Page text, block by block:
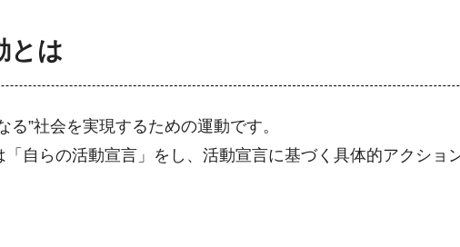
とは
”社会を実現するための運動です。
自らの活動宣言」をし、活動宣言に基づく具体的アクショ